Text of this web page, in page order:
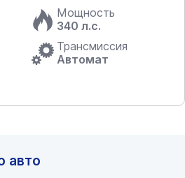
Мощность
340 л.с.
Трансмиссия
Автомат
авто